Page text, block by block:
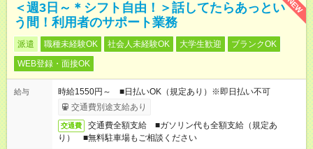
NEW
＜週3日～＊シフト自由！＞話してたらあっとい
う間！利用者のサポート業務
派遣 職種未経験OK 社会人未経験OK 大学生歓迎
ブランクOK
WEB登録・面接OK
給与
時給1550円～ ■日払いOK（規定あり）※即日払い不可
交通費別途支給あり
交通費
交通費全額支給 ■ガソリン代も全額支給（規定あ
り） ■無料駐車場もご相談ください